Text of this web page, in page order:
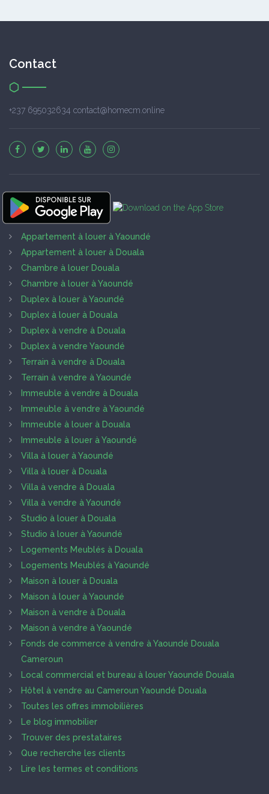
Contact
+237 695032634 contact@homecm.online
Appartement à louer à Yaoundé
Appartement à louer à Douala
Chambre à louer Douala
Chambre à louer à Yaoundé
Duplex à louer à Yaoundé
Duplex à louer à Douala
Duplex à vendre à Douala
Duplex à vendre Yaoundé
Terrain à vendre à Douala
Terrain à vendre à Yaoundé
Immeuble à vendre à Douala
Immeuble à vendre à Yaoundé
Immeuble à louer à Douala
Immeuble à louer à Yaoundé
Villa à louer à Yaoundé
Villa à louer à Douala
Villa à vendre à Douala
Villa à vendre à Yaoundé
Studio à louer à Douala
Studio à louer à Yaoundé
Logements Meublés à Douala
Logements Meublés à Yaoundé
Maison à louer à Douala
Maison à louer à Yaoundé
Maison à vendre à Douala
Maison à vendre à Yaoundé
Fonds de commerce à vendre à Yaoundé Douala
Cameroun
Local commercial et bureau à louer Yaoundé Douala
Hôtel à vendre au Cameroun Yaoundé Douala
Toutes les offres immobilières
Le blog immobilier
Trouver des prestataires
Que recherche les clients
Lire les termes et conditions